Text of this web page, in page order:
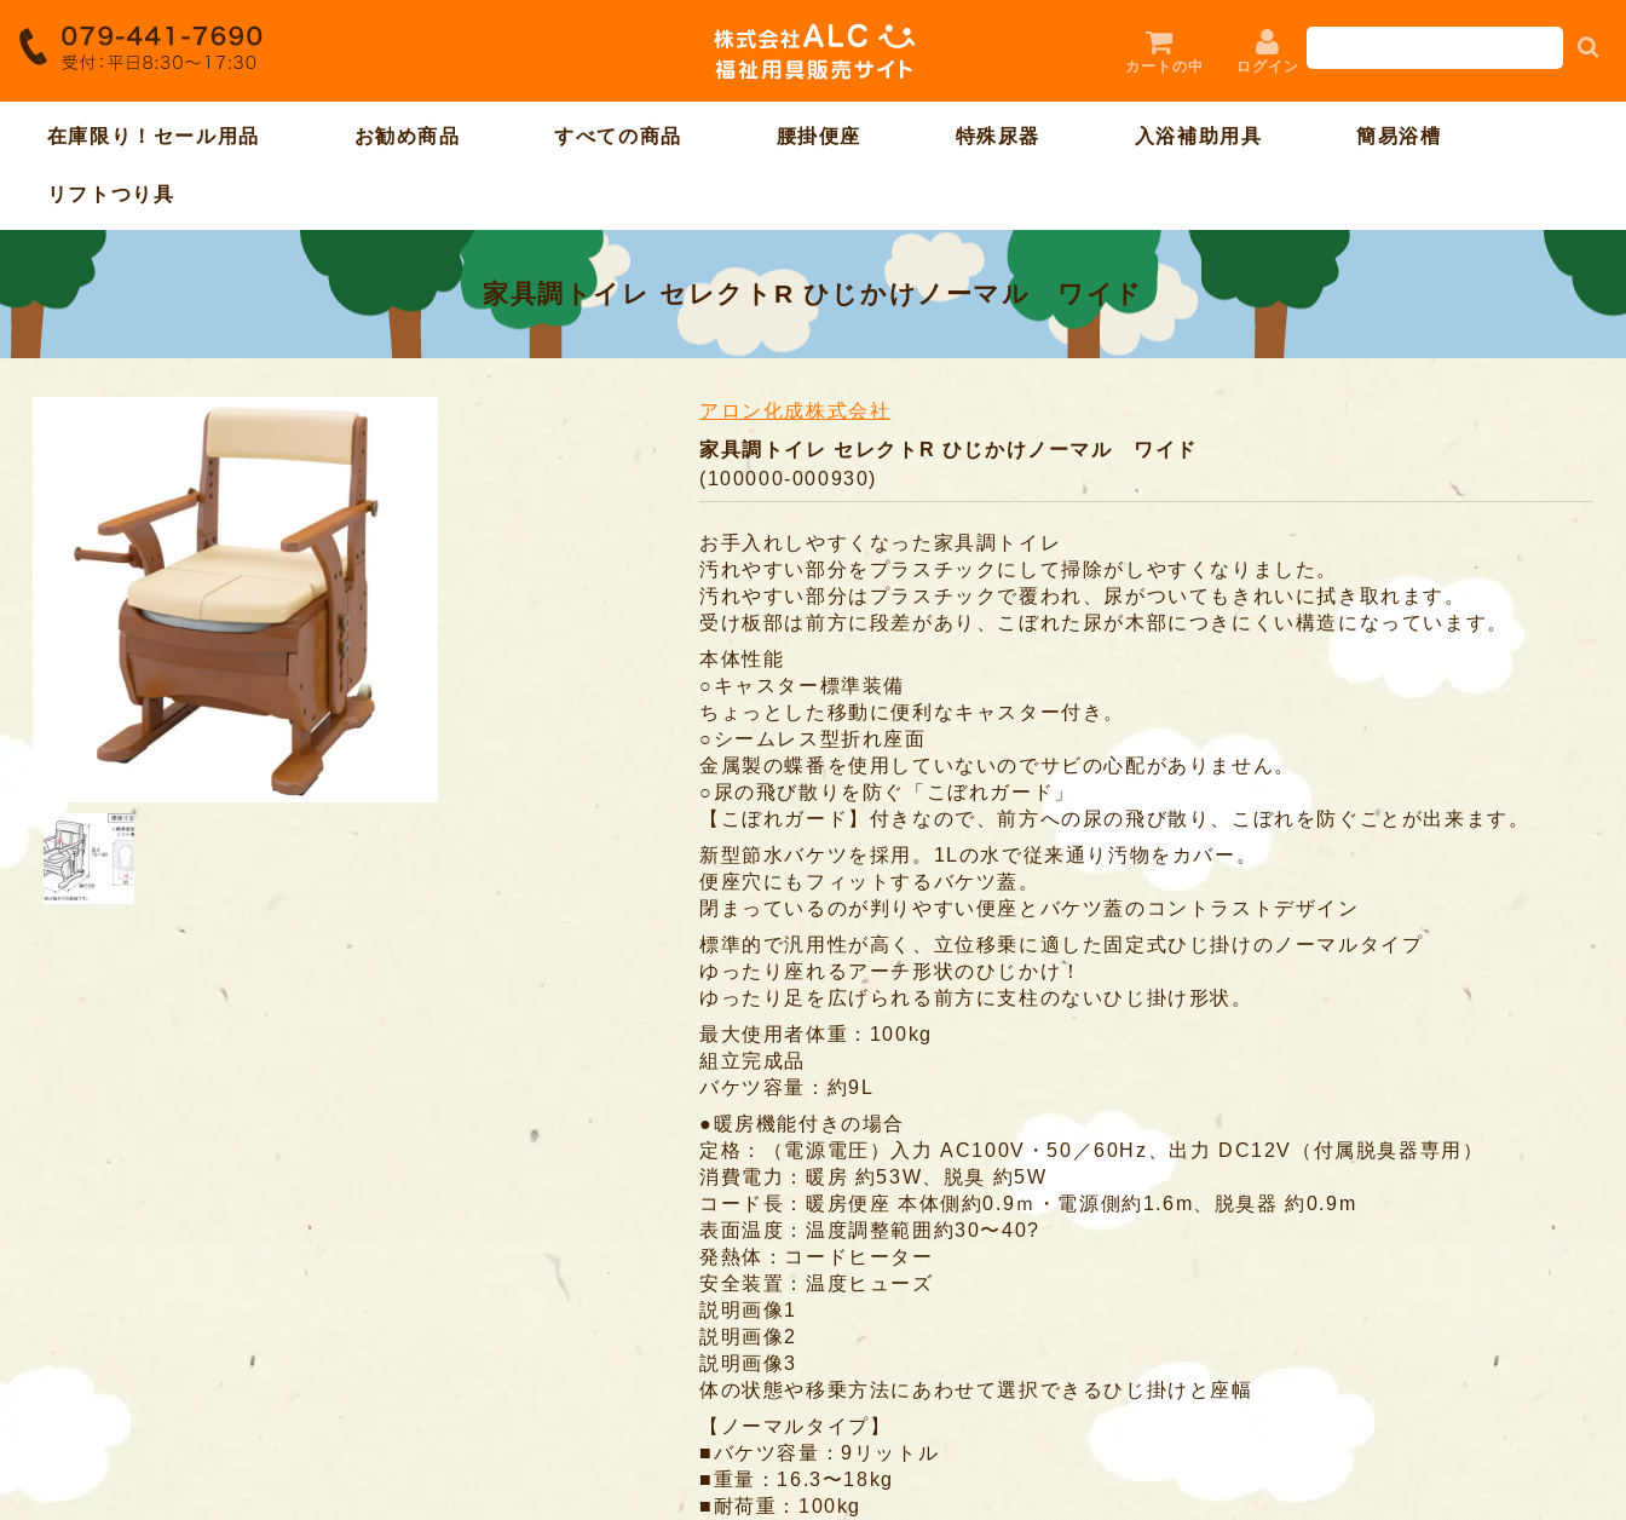
カートの中 ログイン
在庫限り！セール用品 お勧め商品 すべての商品 腰掛便座 特殊尿器 入浴補助用具 簡易浴槽
リフトつり具
家具調トイレ セレクトR ひじかけノーマル ワイド
アロン化成株式会社
家具調トイレ セレクトR ひじかけノーマル ワイド
(100000-000930)
お手入れしやすくなった家具調トイレ
汚れやすい部分をプラスチックにして掃除がしやすくなりました。
汚れやすい部分はプラスチックで覆われ、尿がついてもきれいに拭き取れます。
受け板部は前方に段差があり、こぼれた尿が木部につきにくい構造になっています。
本体性能
○キャスター標準装備
ちょっとした移動に便利なキャスター付き。
○シームレス型折れ座面
金属製の蝶番を使用していないのでサビの心配がありません。
○尿の飛び散りを防ぐ「こぼれガード」
【こぼれガード】付きなので、前方への尿の飛び散り、こぼれを防ぐことが出来ます。
新型節水バケツを採用。1Lの水で従来通り汚物をカバー。
便座穴にもフィットするバケツ蓋。
閉まっているのが判りやすい便座とバケツ蓋のコントラストデザイン
標準的で汎用性が高く、立位移乗に適した固定式ひじ掛けのノーマルタイプ
ゆったり座れるアーチ形状のひじかけ！
ゆったり足を広げられる前方に支柱のないひじ掛け形状。
最大使用者体重：100kg
組立完成品
バケツ容量：約9L
●暖房機能付きの場合
定格：（電源電圧）入力 AC100V・50／60Hz、出力 DC12V（付属脱臭器専用）
消費電力：暖房 約53W、脱臭 約5W
コード長：暖房便座 本体側約0.9ｍ・電源側約1.6m、脱臭器 約0.9m
表面温度：温度調整範囲約30〜40?
発熱体：コードヒーター
安全装置：温度ヒューズ
説明画像1
説明画像2
説明画像3
体の状態や移乗方法にあわせて選択できるひじ掛けと座幅
【ノーマルタイプ】
■バケツ容量：9リットル
■重量：16.3〜18kg
■耐荷重：100kg